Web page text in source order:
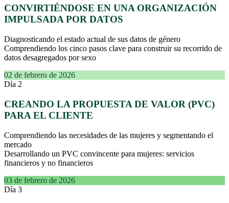
CONVIRTIÉNDOSE EN UNA ORGANIZACIÓN
IMPULSADA POR DATOS
Diagnosticando el estado actual de sus datos de género
Comprendiendo los cinco pasos clave para construir su recorrido de
datos desagregados por sexo
02 de febrero de 2026
Día 2
CREANDO LA PROPUESTA DE VALOR (PVC)
PARA EL CLIENTE
Comprendiendo las necesidades de las mujeres y segmentando el
mercado
Desarrollando un PVC convincente para mujeres: servicios
financieros y no financieros
03 de febrero de 2026
Día 3